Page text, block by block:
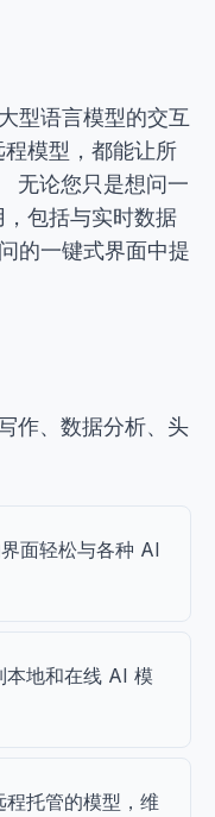
型语言模型的交互
模型，都能让所
无论您只是想问一
包括与实时数据
的一键式界面中提
作、数据分析、头
面轻松与各种 AI
本地和在线 AI 模
托管的模型，维